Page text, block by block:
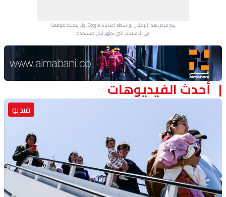
يتم عرض هذا الإعلان بواسطة إعلانات Google، ولا يتحكم موقعنا
في الإعلانات التي تظهر لكل مستخدم.
Advertisement Section
أحدث الفيديوهات
فيديو